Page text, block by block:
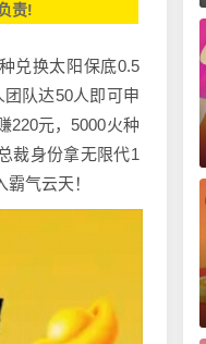
责!
兑换太阳保底0.5
队达50人即可申
220元，5000火种
裁身份拿无限代1
气云天！